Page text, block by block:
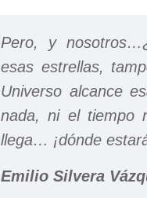
Pero, y
esas estrellas,
Universo alcance
nada, ni el tiempo
llega… ¡dónde
Emilio Silvera